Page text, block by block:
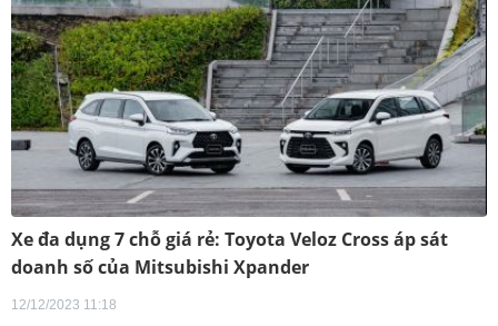
Xe đa dụng 7 chỗ giá rẻ: Toyota Veloz Cross áp sát
doanh số của Mitsubishi Xpander
12/12/2023 11:18